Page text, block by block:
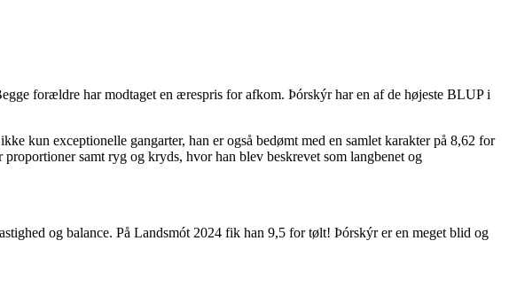
forældre har modtaget en ærespris for afkom. Þórskýr har en af ​​de højeste BLUP i
kun exceptionelle gangarter, han er også bedømt med en samlet karakter på 8,62 for
samt ryg og kryds, hvor han blev beskrevet som langbenet og
og balance. På Landsmót 2024 fik han 9,5 for tølt! Þórskýr er en meget blid og